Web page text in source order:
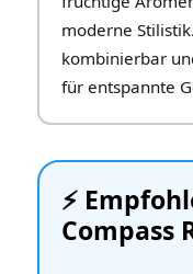
moderne
kombinierbar
für entspannte
⚡️
Compass